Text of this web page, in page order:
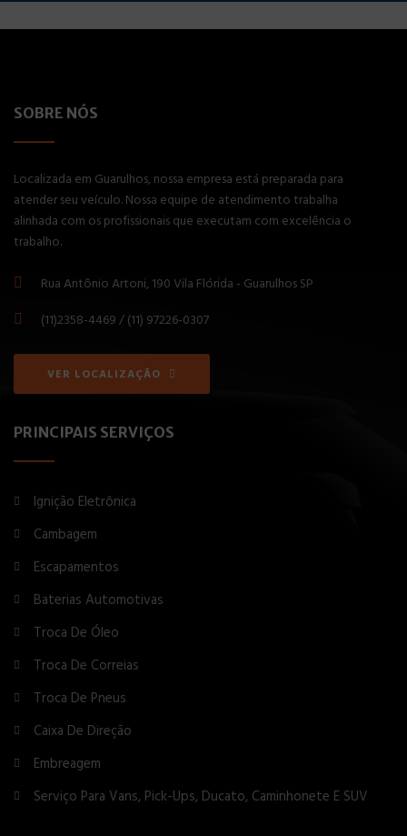
SOBRE NÓS
Localizada em Guarulhos, nossa empresa está preparada para
atender seu veículo. Nossa equipe de atendimento trabalha
alinhada com os profissionais que executam com excelência o
trabalho.
Rua Antônio Artoni, 190 Vila Flórida - Guarulhos SP
(11)2358-4469 / (11) 97226-0307
VER LOCALIZAÇÃO
PRINCIPAIS SERVIÇOS
Ignição Eletrônica
Cambagem
Escapamentos
Baterias Automotivas
Troca De Óleo
Troca De Correias
Troca De Pneus
Caixa De Direção
Embreagem
Serviço Para Vans, Pick-Ups, Ducato, Caminhonete E SUV